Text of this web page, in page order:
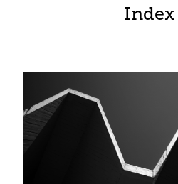
Index